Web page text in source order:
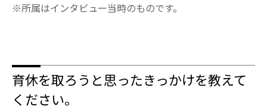
※所属はインタビュー当時のものです。
育休を取ろうと思ったきっかけを教えて
ください。